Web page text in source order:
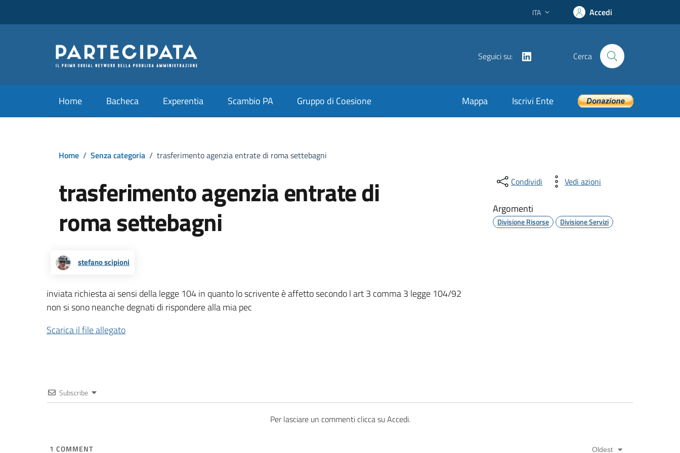
Lingua attiva:
ITA Accedi
Seguici su: Cerca
Home Bacheca Experentia Scambio PA Gruppo di Coesione Mappa Iscrivi Ente
Home / Senza categoria / trasferimento agenzia entrate di roma settebagni
trasferimento agenzia entrate di
roma settebagni
Condividi Vedi azioni
Argomenti
Divisione Risorse Divisione Servizi
stefano scipioni
inviata richiesta ai sensi della legge 104 in quanto lo scrivente è affetto secondo l art 3 comma 3 legge 104/92
non si sono neanche degnati di rispondere alla mia pec
Scarica il file allegato
Subscribe
Per lasciare un commenti clicca su Accedi.
1 COMMENT Oldest